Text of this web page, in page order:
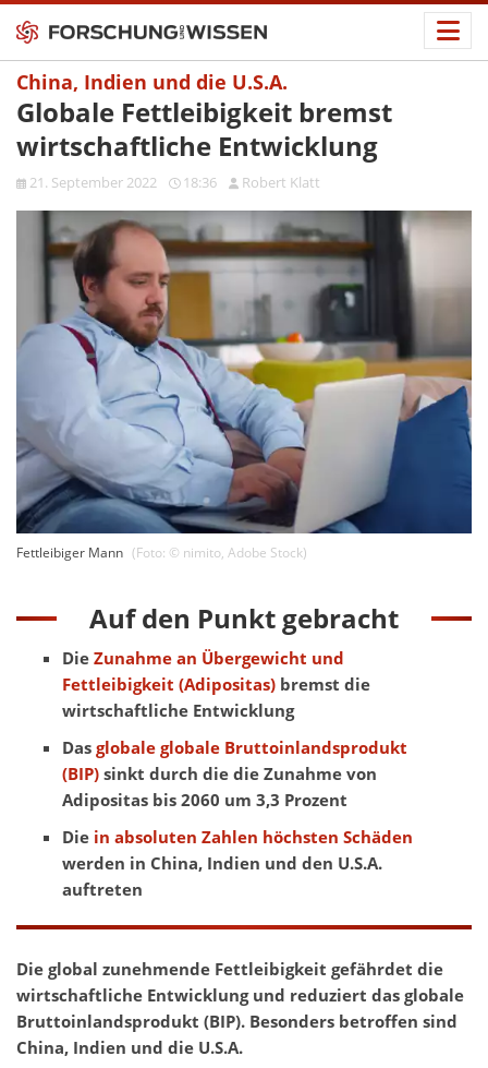
China, Indien und die U.S.A.
Globale Fettleibigkeit bremst
wirtschaftliche Entwicklung
21. September 2022 18:36 Robert Klatt
Fettleibiger Mann (Foto: © nimito, Adobe Stock)
Auf den Punkt gebracht
DieZunahme an Übergewicht und
Fettleibigkeit (Adipositas)bremst die
wirtschaftliche Entwicklung
Dasglobale globale Bruttoinlandsprodukt
(BIP)sinkt durch die die Zunahme von
Adipositas bis 2060 um 3,3 Prozent
Die in absoluten Zahlen höchsten Schäden
werden in China, Indien und den U.S.A.
auftreten
Die global zunehmende Fettleibigkeit gefährdet die
wirtschaftliche Entwicklung und reduziert das globale
Bruttoinlandsprodukt (BIP). Besonders betroffen sind
China, Indien und die U.S.A.